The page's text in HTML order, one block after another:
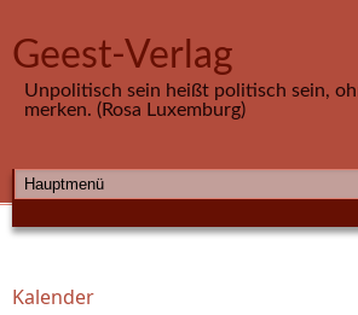
Geest-Verlag
Unpolitisch sein heißt politisch sein,
merken. (Rosa Luxemburg)
HAUPTMENÜ
Sie sind hier
Kalender